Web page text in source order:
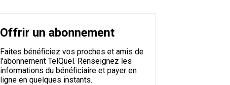
Offrir un abonnement
Faites bénéficiez vos proches et amis de
l'abonnement TelQuel. Renseignez les
informations du bénéficiaire et payer en
ligne en quelques instants.